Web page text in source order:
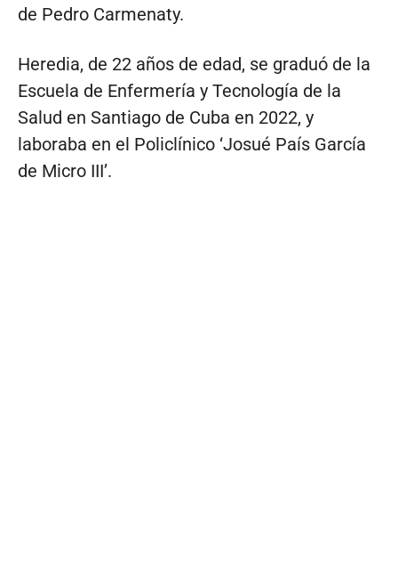
de Pedro Carmenaty.
Heredia, de 22 años de edad, se graduó de la
Escuela de Enfermería y Tecnología de la
Salud en Santiago de Cuba en 2022, y
laboraba en el Policlínico ‘Josué País García
de Micro III’.